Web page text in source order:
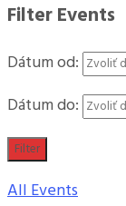
Filter Events
Dátum od:
Dátum do:
Filter
All Events